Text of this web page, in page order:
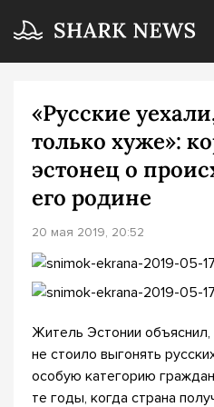
«Русские
только хуже»:
эстонец о
его родине
20 мая 2019, 20:52
Житель Эстонии
не стоило выгонять
особую категорию
те годы, когда страна